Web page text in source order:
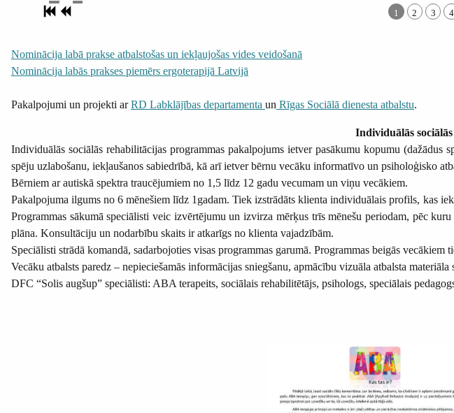
1 2 3 4
Nominācija labā prakse atbalstošas un iekļaujošas vides veidošanā
Nominācija labās prakses piemērs ergoterapijā Latvijā
Pakalpojumi un projekti arRD Labklājības departamenta un Rīgas Sociālā dienesta atbalstu.
Individuālās
Individuālās sociālās rehabilitācijas programmas pakalpojums ietver pasākumu kopumu
spēju uzlabošanu, iekļaušanos sabiedrībā, kā arī ietver bērnu vecāku informatīvo un psiholoģisko
Bērniem ar autiskā spektra traucējumiem no 1,5 līdz 12 gadu vecumam un viņu vecākiem.
Pakalpojuma ilgums no 6 mēnešiem līdz 1gadam. Tiek izstrādāts klienta individuālais profils, kas
Programmas sākumā speciālisti veic izvērtējumu un izvirza mērķus trīs mēnešu periodam, pēc
plāna. Konsultāciju un nodarbību skaits ir atkarīgs no klienta vajadzībām.
Speciālisti strādā komandā, sadarbojoties visas programmas garumā. Programmas beigās
Vecāku atbalsts paredz – nepieciešamās informācijas sniegšanu, apmācību vizuāla atbalsta
DFC “Solis augšup” speciālisti: ABA terapeits, sociālais rehabilitētājs, psihologs, speciālais